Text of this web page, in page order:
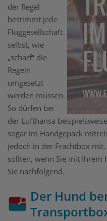
der Regel
bestimmt jede
Fluggesellschaft
selbst, wie
„scharf“ die
Regeln
umgesetzt
werden müssen.
So dürfen bei
der Lufthansa
sogar im Handgepäck
jedoch in der Frachtbox
sollten, wenn Sie mit Ihrem
Sie nachfolgend.
Der Hund